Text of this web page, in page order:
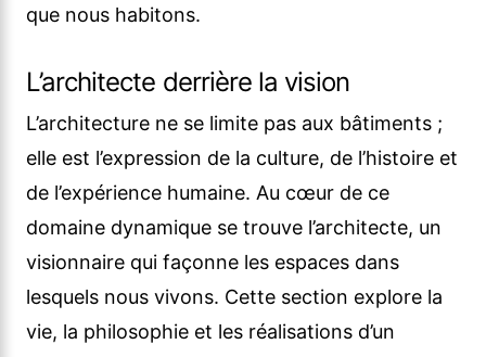
que nous habitons.
L’architecte derrière la vision
L’architecture ne se limite pas aux bâtiments ;
elle est l’expression de la culture, de l’histoire et
de l’expérience humaine. Au cœur de ce
domaine dynamique se trouve l’architecte, un
visionnaire qui façonne les espaces dans
lesquels nous vivons. Cette section explore la
vie, la philosophie et les réalisations d’un